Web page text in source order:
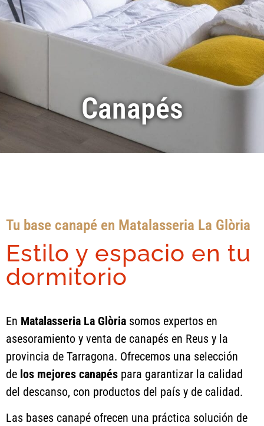
Canapés
Tu base canapé en Matalasseria La Glòria
Estilo y espacio en tu
dormitorio
En Matalasseria La Glòria somos expertos en
asesoramiento y venta de canapés en Reus y la
provincia de Tarragona. Ofrecemos una selección
de los mejores canapés para garantizar la calidad
del descanso, con productos del país y de calidad.
Las bases canapé ofrecen una práctica solución de